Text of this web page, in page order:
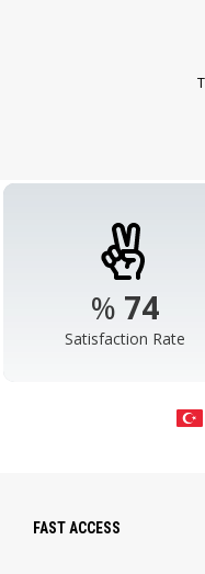
% 98
Satisfaction Rate
FAST ACCESS